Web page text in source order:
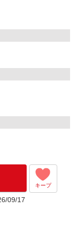
キープ
09/17